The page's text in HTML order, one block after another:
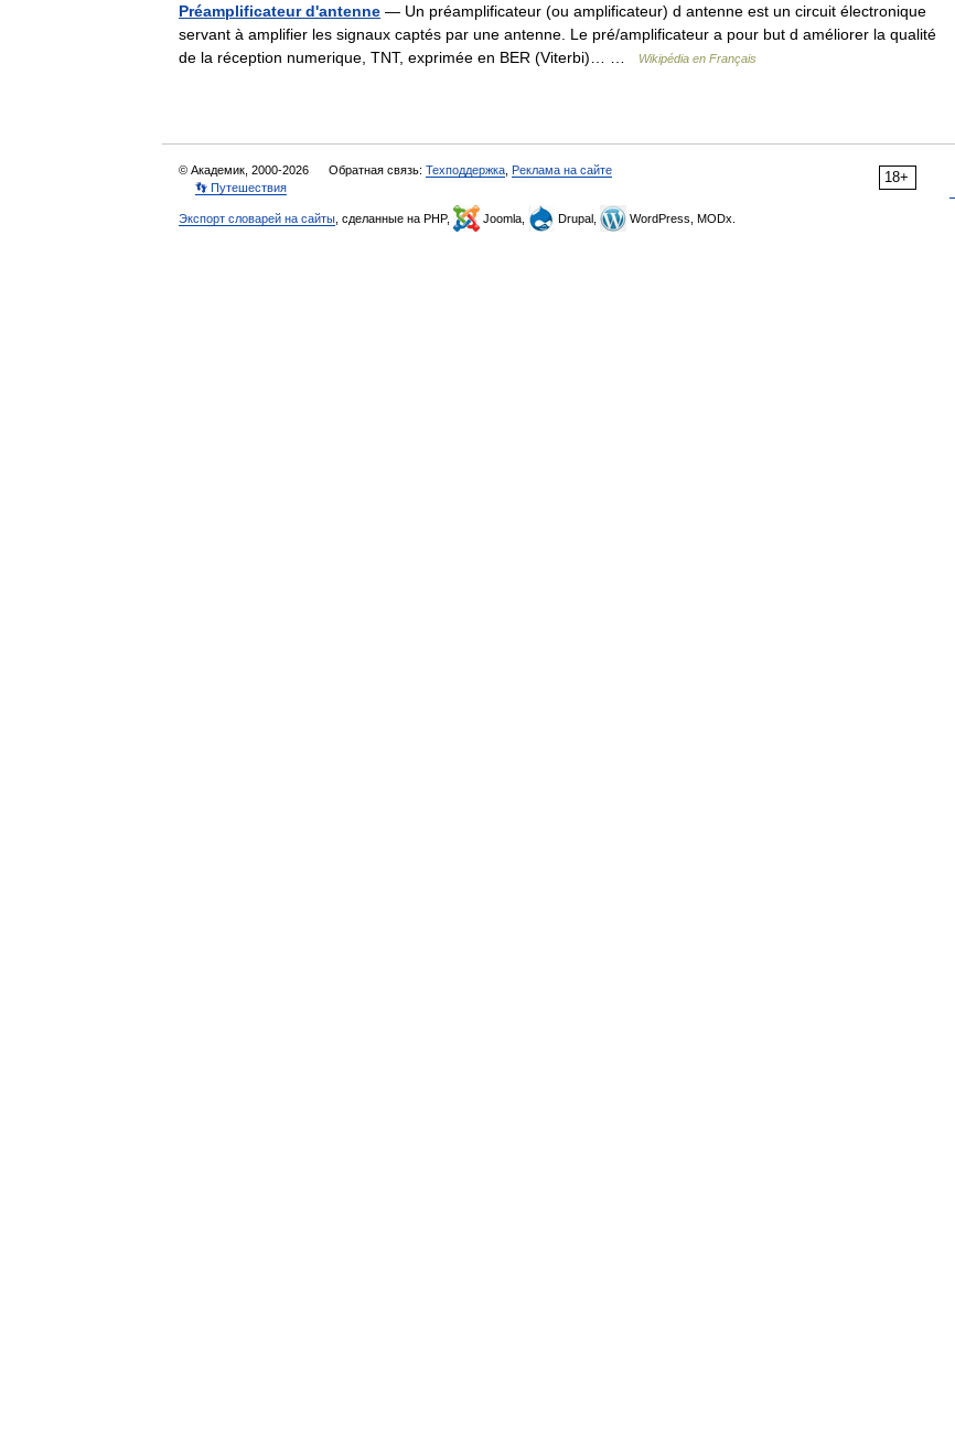
Préamplificateur d'antenne — Un préamplificateur (ou amplificateur) d antenne est un circuit électronique
servant à amplifier les signaux captés par une antenne. Le pré/amplificateur a pour but d améliorer la qualité
de la réception numerique, TNT, exprimée en BER (Viterbi)… …
Wikipédia en Français
18+
© Академик, 2000-2026 Обратная связь: Техподдержка Реклама на сайте
👣 Путешествия
Экспорт словарей на сайты , сделанные на PHP, Joomla, Drupal, WordPress, MODx.